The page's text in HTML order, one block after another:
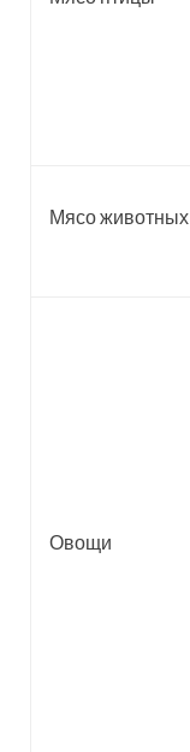
Мясо животных
Овощи